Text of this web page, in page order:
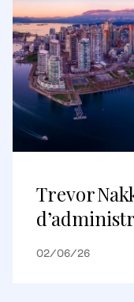
Trevor
02/06/26